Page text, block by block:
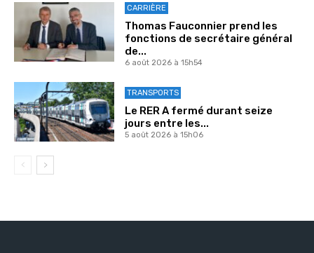
CARRIÈRE
Thomas Fauconnier prend les
fonctions de secrétaire général
de...
6 août 2026 à 15h54
TRANSPORTS
Le RER A fermé durant seize
jours entre les...
5 août 2026 à 15h06